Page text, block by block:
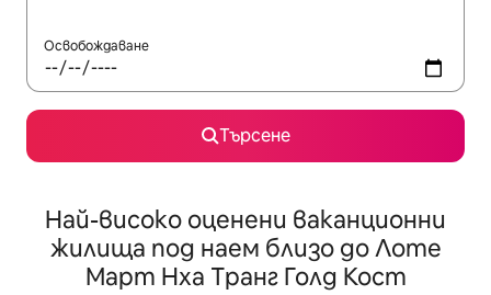
Освобождаване
Търсене
Най-високо оценени ваканционни
жилища под наем близо до Лоте
Март Нха Транг Голд Кост